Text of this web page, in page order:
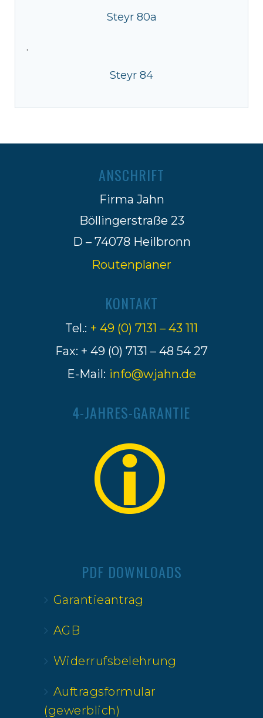
Steyr 80a
·
Steyr 84
ANSCHRIFT
Firma Jahn
Böllingerstraße 23
D – 74078 Heilbronn
Routenplaner
KONTAKT
Tel.: + 49 (0) 7131 – 43 111
Fax: + 49 (0) 7131 – 48 54 27
E-Mail: info@wjahn.de
4-JAHRES-GARANTIE
PDF DOWNLOADS
Garantieantrag
AGB
Widerrufsbelehrung
Auftragsformular
(gewerblich)